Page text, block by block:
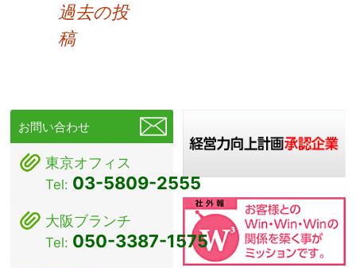
過去の投
稿
お問い合わせ
東京オフィス
Tel: 03-5809-2555
大阪ブランチ
Tel: 050-3387-1575